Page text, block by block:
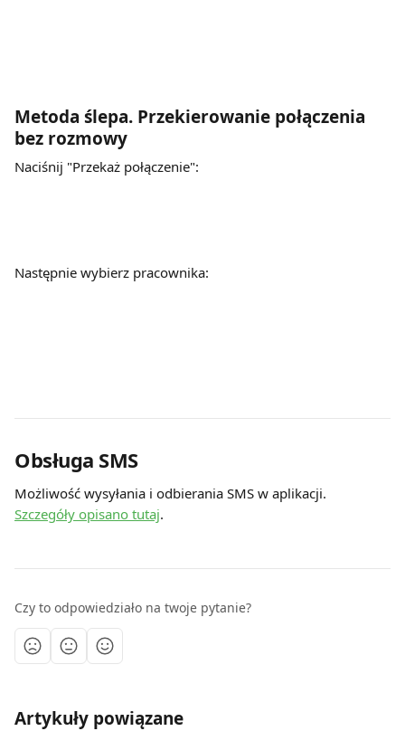
Metoda ślepa. Przekierowanie połączenia
bez rozmowy
Naciśnij "Przekaż połączenie":
Następnie wybierz pracownika:
Obsługa SMS
Możliwość wysyłania i odbierania SMS w aplikacji.
Szczegóły opisano tutaj.
Czy to odpowiedziało na twoje pytanie?
Artykuły powiązane